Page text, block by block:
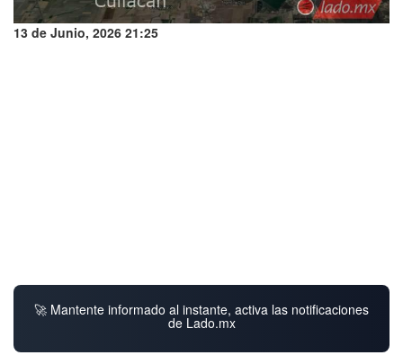
13 de Junio, 2026 21:25
🚀 Mantente informado al instante, activa las notificaciones
de Lado.mx